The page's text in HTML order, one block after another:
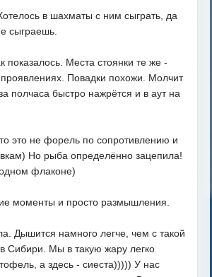
в шахматы с ним сыграть, да
сыграешь.
показалось. Места стоянки те же -
Повадки похожи. Молчит
полчаса быстро нажрётся и в аут на
это не форель по сопротивлению и
Но рыба определённо зацепила!
флаконе)
моменты и просто размышления.
Дышится намного легче, чем с такой
Сибири. Мы в такую жару легко
а здесь - сиеста))))) У нас